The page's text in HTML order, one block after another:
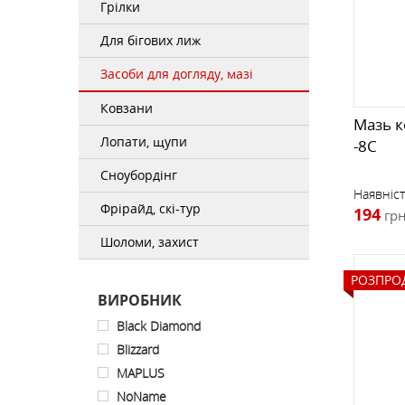
РЮКЗАКИ ФРІРАЙД, СКІТУР
ТЕРМОСИ
ПРОМАЛЬП
КОМПАСИ
ОКУЛЯРИ
РУШНИКИ
СУМКИ, ГАМАНЦІ, РЕМЕНІ
ШКАРПЕТКИ
ФРІРАЙД, СКІ-ТУР
Грілки
Для бігових лиж
Засоби для догляду, мазі
Ковзани
Лопати, щупи
Сноубордінг
Фрірайд, скі-тур
Шоломи, захист
ВИРОБНИК
Black Diamond
Blizzard
MAPLUS
NoName
Мазь
-8C
194